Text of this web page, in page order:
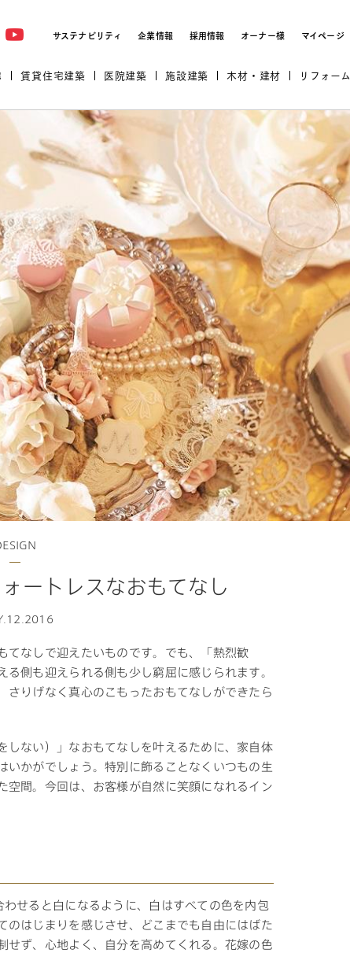
サステナビリティ 企業情報 採用情報 オーナー様 マイページ
プロが厳選した住まいをセレクトする
規格住宅｜三井ホームセレクト
三井ホームワールド 長期保証
別荘・リゾートハウス
賃貸住宅建築
企業向け不動産活用（CRE）
医院建築
開業のための物件情報
診療圏調査依頼
これから開業される方
開業されている方
施設建築
企業向け不動産活用（CRE）
木材・建材 リフォーム
リフォーム実例
ートレスなおもてなし
てなしで迎えたいものです。でも、「熱烈歓
側も迎えられる側も少し窮屈に感じられます。
りげなく真心のこもったおもてなしができたら
しない）」なおもてなしを叶えるために、家自体
かがでしょう。特別に飾ることなくいつもの生
間。今回は、お客様が自然に笑顔になれるイン
せると白になるように、白はすべての色を内包
はじまりを感じさせ、どこまでも自由にはばた
せず、心地よく、自分を高めてくれる。花嫁の色